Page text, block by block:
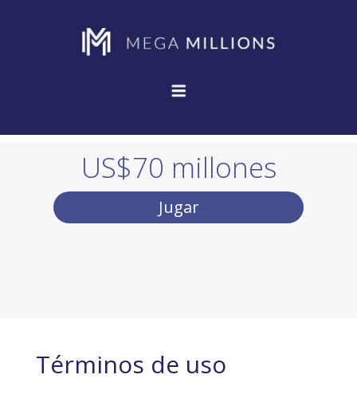
US$70 millones
Jugar
Términos de uso